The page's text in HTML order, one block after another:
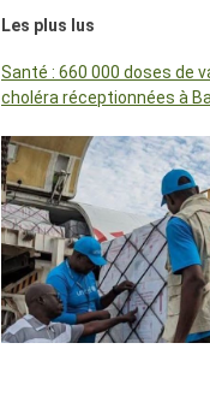
Les plus lus
Santé : 660 000 doses de
choléra réceptionnées à